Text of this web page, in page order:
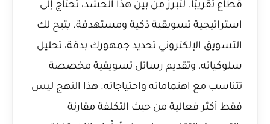
قطاع تقريبًا. لتبرز من بين هذا الحشد، تحتاج إلى
استراتيجية تسويقية ذكية ومستهدفة. يتيح لك
التسويق الإلكتروني تحديد جمهورك بدقة، تحليل
سلوكياته، وتقديم رسائل تسويقية مخصصة
تتناسب مع اهتماماته واحتياجاته. هذا النهج ليس
فقط أكثر فعالية من حيث التكلفة مقارنة